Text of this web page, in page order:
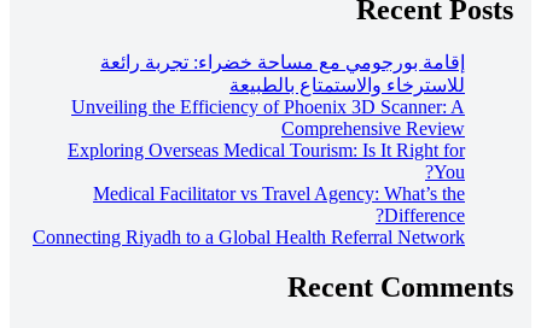
Recent Posts
إقامة بورجومي مع مساحة خضراء: تجربة رائعة
للاسترخاء والاستمتاع بالطبيعة
Unveiling the Efficiency of Phoenix 3D Scanner: A
Comprehensive Review
Exploring Overseas Medical Tourism: Is It Right for
You?
Medical Facilitator vs Travel Agency: What’s the
Difference?
Connecting Riyadh to a Global Health Referral Network
Recent Comments